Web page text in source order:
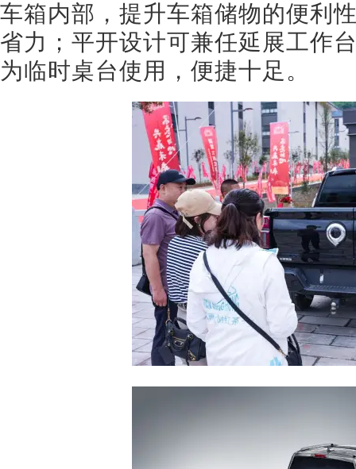
车箱内部，提升车箱储物的便利
省力；平开设计可兼任延展工作
为临时桌台使用，便捷十足。